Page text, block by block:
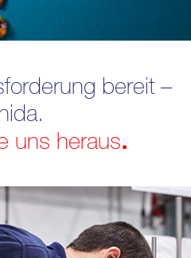
bereit –
.
uns heraus.